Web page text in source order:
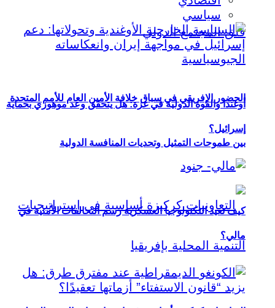
الحضور الإفريقي في سباق خلافة الأمين العام للأمم المتحدة
بين طموحات التمثيل وتحديات المنافسة الدولية
سياسي
أوغندا والقوة الدولية في غزة: هل يتحقق وعد موهوزي بحماية
إسرائيل؟
كيف تعيد التكنولوجيا العسكرية رسم التحالفات الأمنية في
مالي؟